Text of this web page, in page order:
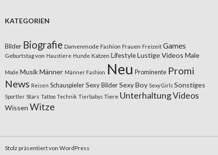
KATEGORIEN
Bilder Biografie Damenmode Fashion Frauen Freizeit Games
Geburtstag von Haustiere Hunde Katzen LifestyleLustige Videos Male
Mode MusikMänner Männer Fashion Neu Prominente Promi
News Reisen Schauspieler Sexy BilderSexy Boy Sexy Girls Sonstiges
Sportler Stars Tattoo Technik Tierbabys Tiere UnterhaltungVideos
Wissen Witze
Stolz präsentiert von WordPress